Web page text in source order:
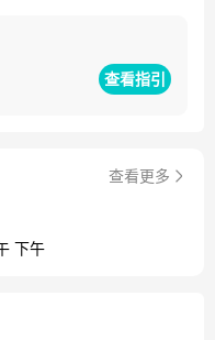
业委员会副主任委员、
师定期考核肿瘤专业编
肿瘤分会副会长、卫生
查看指引
查看更多
下午